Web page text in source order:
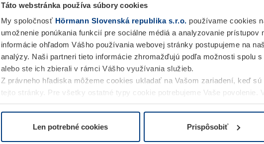
Táto webstránka používa súbory cookies
My spoločnosť Hörmann Slovenská republika s.r.o. používame cookies
umožnenie ponúkania funkcií pre sociálne médiá a analyzovanie prístupov
informácie ohľadom Vášho používania webovej stránky postupujeme na
analýzy. Naši partneri tieto informácie zhromažďujú podľa možnosti spolu
alebo ste ich zbierali v rámci Vášho využívania služieb.
Z právneho hľadiska môžeme cookies ukladať na Vašom zariadení, keď
tejto stránky. Pre všetky ostatné typy cookie potrebujeme Vaše
alebo odvolať vo vysvetlení cookie na stránkeVyhlásenie o ochrane
Len potrebné cookies Prispôsobiť